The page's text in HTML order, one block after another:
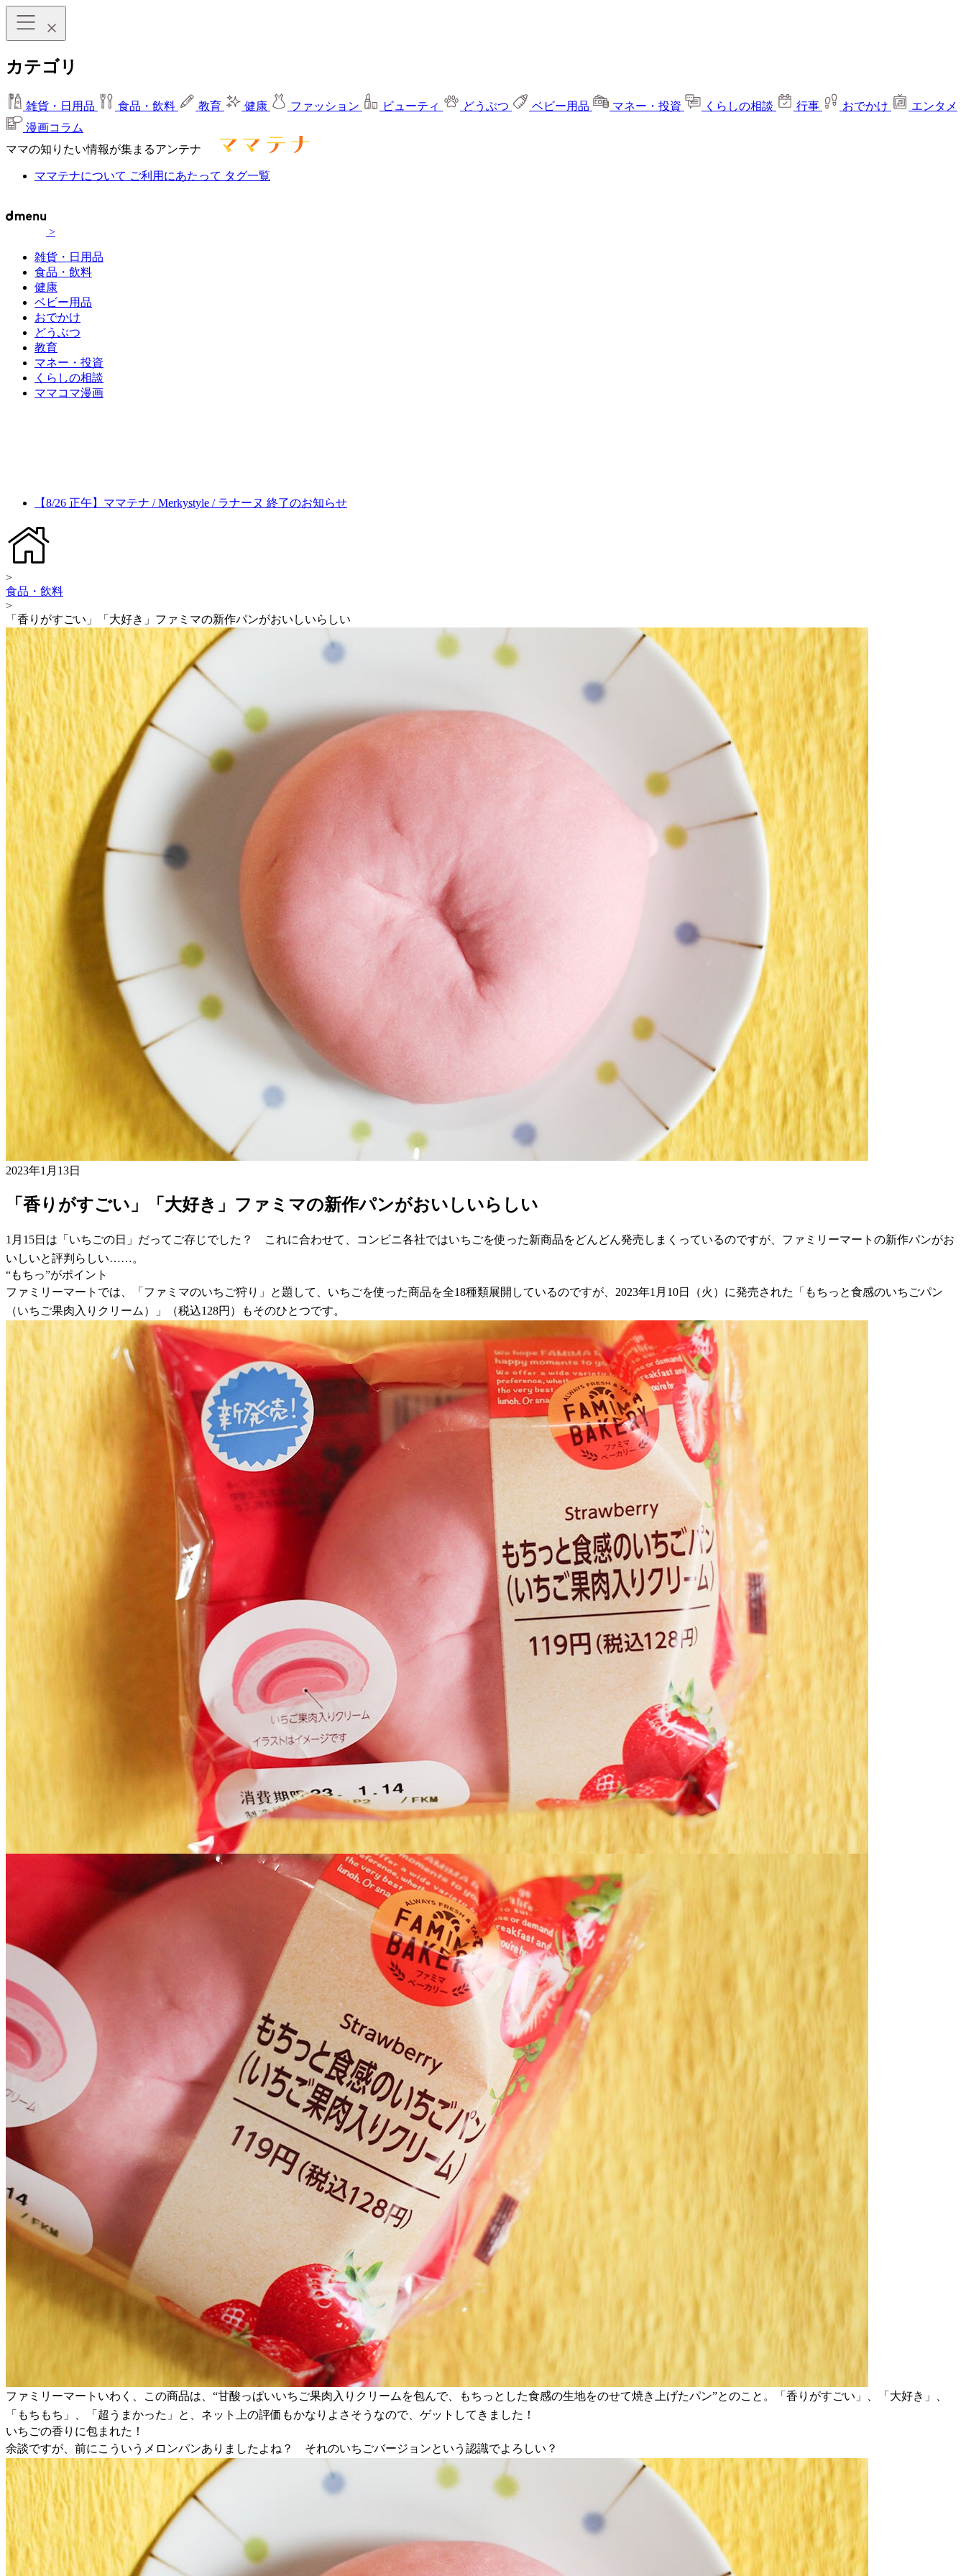
カテゴリ
雑貨・日用品 食品・飲料 教育 健康 ファッション ビューティ どうぶつ ベビー用品 マネー・投資 くらしの相談 行事 おでかけ
エンタメ
漫画コラム
ママの知りたい情報が集まるアンテナ
ママテナについて ご利用にあたって タグ一覧
>
雑貨・日用品
食品・飲料
健康
ベビー用品
おでかけ
どうぶつ
教育
マネー・投資
くらしの相談
ママコマ漫画
【8/26 正午】ママテナ / Merkystyle / ラナーヌ 終了のお知らせ
>
食品・飲料
>
「香りがすごい」「大好き」ファミマの新作パンがおいしいらしい
2023年1月13日
「香りがすごい」「大好き」ファミマの新作パンがおいしいらしい
1月15日は「いちごの日」だってご存じでした？ これに合わせて、コンビニ各社ではいちごを使った新商品をどんどん発売しまくっているのですが、ファミリーマートの新作パンがお
いしいと評判らしい……。
“もちっ”がポイント
ファミリーマートでは、「ファミマのいちご狩り」と題して、いちごを使った商品を全18種類展開しているのですが、2023年1月10日（火）に発売された「もちっと食感のいちごパン
（いちご果肉入りクリーム）」（税込128円）もそのひとつです。
ファミリーマートいわく、この商品は、“甘酸っぱいいちご果肉入りクリームを包んで、もちっとした食感の生地をのせて焼き上げたパン”とのこと。「香りがすごい」、「大好き」、
「もちもち」、「超うまかった」と、ネット上の評価もかなりよさそうなので、ゲットしてきました！
いちごの香りに包まれた！
余談ですが、前にこういうメロンパンありましたよね？ それのいちごバージョンという認識でよろしい？